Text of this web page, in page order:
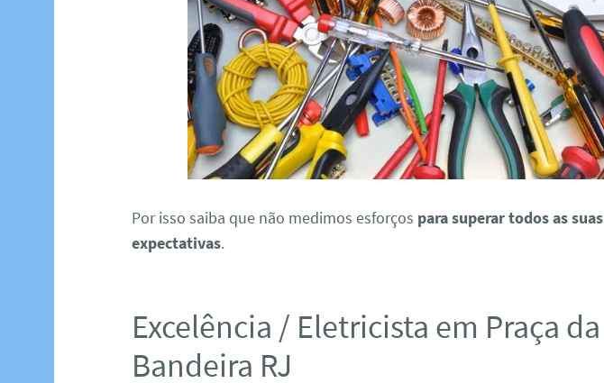
Por isso saiba que não medimos esforços para superar todos as suas
expectativas.
Excelência / Eletricista em Praça da
Bandeira RJ